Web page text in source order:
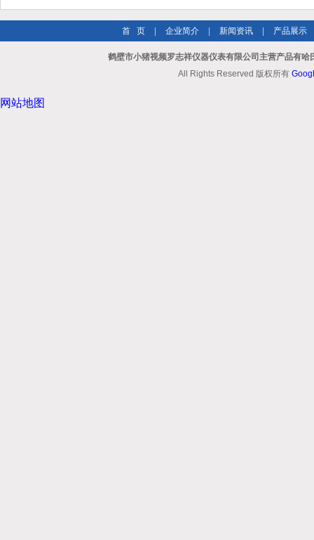
首 页 企业简介 新闻资讯 产品展示
鹤壁市小猪视频罗志祥仪器仪表有限公司主营产品有
All Rights Reserved 版权所有
网站地图